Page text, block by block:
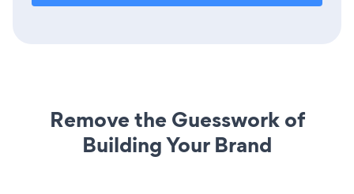
Remove the Guesswork of
Building Your Brand